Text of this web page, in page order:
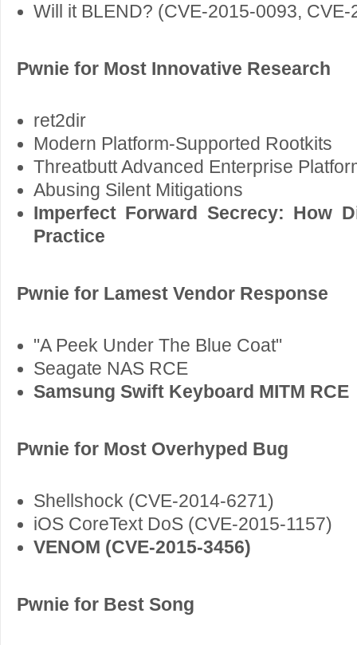
Will it BLEND? (CVE-2015-0093,
Pwnie for Most Innovative Research
ret2dir
Modern Platform-Supported Rootkits
Threatbutt Advanced Enterprise
Abusing Silent Mitigations
Imperfect Forward Secrecy: How
Practice
Pwnie for Lamest Vendor Response
"A Peek Under The Blue Coat"
Seagate NAS RCE
Samsung Swift Keyboard MITM RCE
Pwnie for Most Overhyped Bug
Shellshock (CVE-2014-6271)
iOS CoreText DoS (CVE-2015-1157)
VENOM (CVE-2015-3456)
Pwnie for Best Song